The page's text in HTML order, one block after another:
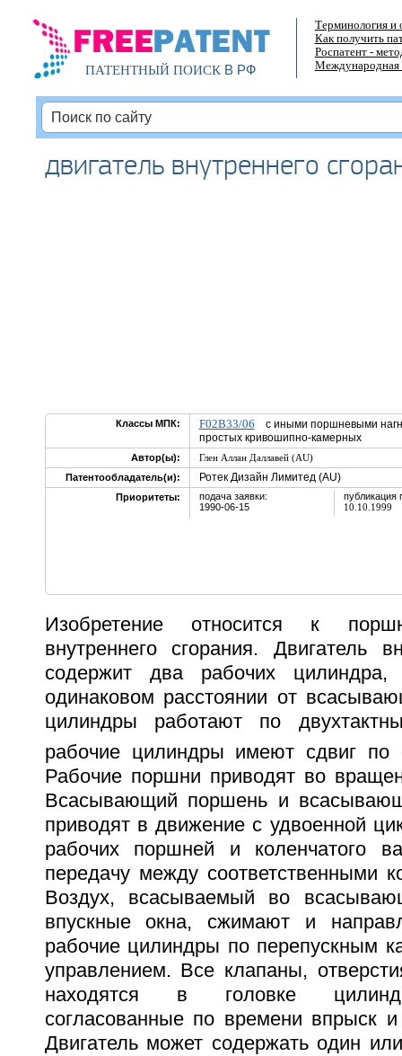
ПАТЕНТНЫЙ ПОИСКВ РФ
Терминология и
Как получить
Роспатент -
Международная
двигатель внутреннего
Классы МПК: F02B33/06 с иными поршневыми
простых кривошипно-камерных
Автор(ы):
Глен Аллан Даллавей (AU)
Патентообладатель(и):
Ротек Дизайн Лимитед (AU)
Приоритеты:
подача заявки:
1990-06-15
публикация
10.10.1999
Изобретение относится к
внутреннего сгорания. Двигатель
содержит два рабочих цилиндра,
одинаковом расстоянии от
цилиндры работают по
рабочие цилиндры имеют сдвиг
Рабочие поршни приводят во
Всасывающий поршень и
приводят в движение с удвоенной
рабочих поршней и коленчатого
передачу между соответственными
Воздух, всасываемый во
впускные окна, сжимают и
рабочие цилиндры по перепускным
управлением. Все клапаны,
находятся в головке
согласованные по времени впрыск
Двигатель может содержать один